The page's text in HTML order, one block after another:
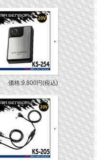
価格:9,800円(税込)